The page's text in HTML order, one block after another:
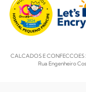
CALCADOS E CONFECCOES
Rua Engenheiro